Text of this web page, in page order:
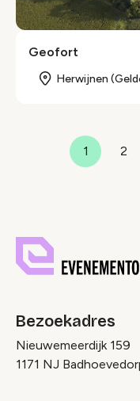
Geofort
Herwijnen
Paginering
Pagina
1 2
Bezoekadres
Nieuwemeerdijk 159
1171 NJ